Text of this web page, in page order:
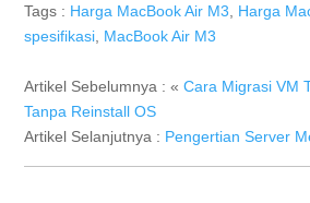
Tags : Harga MacBook Air M3
Harga
spesifikasi MacBook Air M3
Artikel Sebelumnya : «Cara Migrasi VM
Tanpa Reinstall OS
Artikel Selanjutnya : Pengertian Server